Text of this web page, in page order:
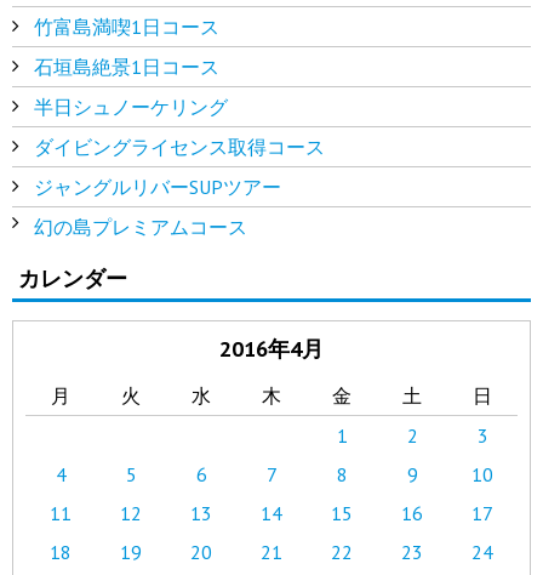
竹富島満喫1日コース
石垣島絶景1日コース
半日シュノーケリング
ダイビングライセンス取得コース
ジャングルリバーSUPツアー
幻の島プレミアムコース
カレンダー
2016年4月
月 火 水 木 金 土
日
1
2
3
4
5 6 7 8 9
10
11
12 13 14 15 16
17
18
19 20 21 22 23
24